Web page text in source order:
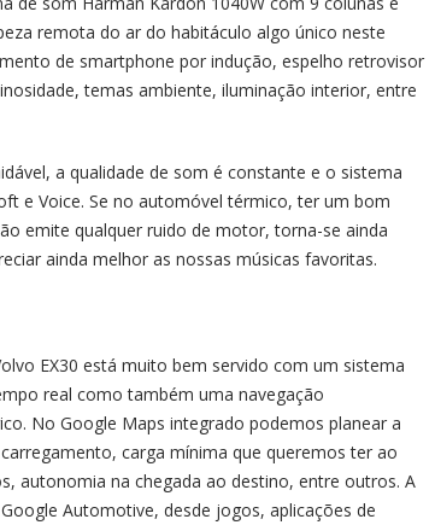
remota do ar do habitáculo algo único neste
de smartphone por indução, espelho retrovisor
temas ambiente, iluminação interior, entre
a qualidade de som é constante e o sistema
e Voice. Se no automóvel térmico, ter um bom
emite qualquer ruido de motor, torna-se ainda
ainda melhor as nossas músicas favoritas.
EX30 está muito bem servido com um sistema
real como também uma navegação
No Google Maps integrado podemos planear a
carga mínima que queremos ter ao
autonomia na chegada ao destino, entre outros. A
Automotive, desde jogos, aplicações de